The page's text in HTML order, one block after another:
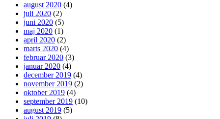
august 2020 (4)
juli 2020 (2)
juni 2020 (5)
maj 2020 (1)
april 2020 (2)
marts 2020 (4)
februar 2020 (3)
januar 2020 (4)
december 2019 (4)
november 2019 (2)
oktober 2019 (4)
september 2019 (10)
august 2019 (5)